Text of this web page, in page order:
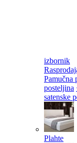
izbornik
Pamučna
posteljina
satenske
Plahte